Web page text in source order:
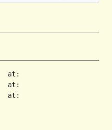
at:
at:
at: